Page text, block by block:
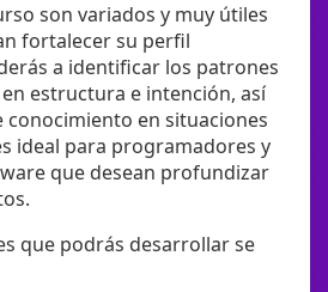
son variados y muy útiles
fortalecer su perfil
a identificar los patrones
estructura e intención, así
conocimiento en situaciones
ideal para programadores y
que desean profundizar
que podrás desarrollar se